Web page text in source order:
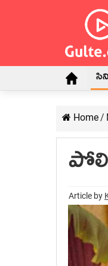
Home/
Article by